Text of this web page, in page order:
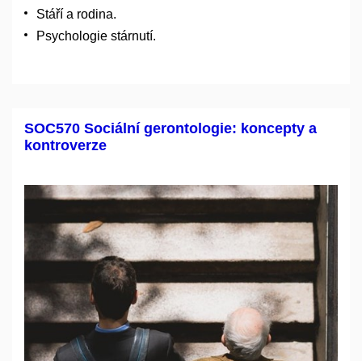
Stáří a rodina.
Psychologie stárnutí.
SOC570 Sociální gerontologie: koncepty a
kontroverze